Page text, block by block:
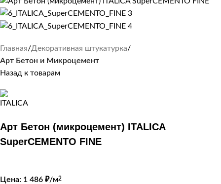
Главная Декоративная штукатурка
Арт Бетон и Микроцемент
Назад к товарам
Арт Бетон (микроцемент) ITALICA
SuperCEMENTO FINE
Цена: 1 486 ₽/м2